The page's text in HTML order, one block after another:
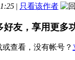
| 只看该作者
友，享用更多
查看，没有帐号？